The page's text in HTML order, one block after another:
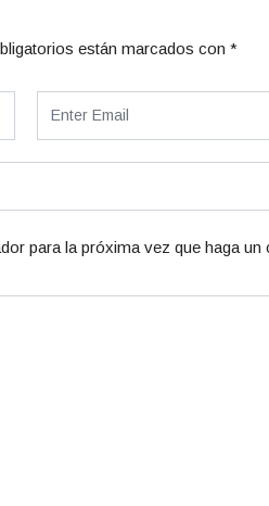
están marcados con *
para la próxima vez que haga un